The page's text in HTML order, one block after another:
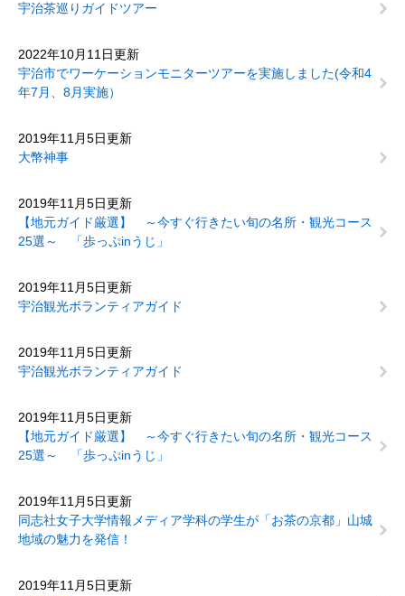
宇治茶巡りガイドツアー
2022年10月11日更新
宇治市でワーケーションモニターツアーを実施しました(令和4
年7月、8月実施）
2019年11月5日更新
大幣神事
2019年11月5日更新
【地元ガイド厳選】 ～今すぐ行きたい旬の名所・観光コース
25選～ 「歩っぷinうじ」
2019年11月5日更新
宇治観光ボランティアガイド
2019年11月5日更新
宇治観光ボランティアガイド
2019年11月5日更新
【地元ガイド厳選】 ～今すぐ行きたい旬の名所・観光コース
25選～ 「歩っぷinうじ」
2019年11月5日更新
同志社女子大学情報メディア学科の学生が「お茶の京都」山城
地域の魅力を発信！
2019年11月5日更新